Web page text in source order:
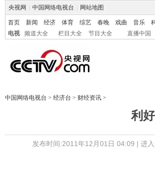
央视网 中国网络电视台 网站地图
首页 新闻 经济 体育 综艺 春晚 戏曲 音乐
电视
频道大全 栏目大全 节目大全 直播中国
中国网络电视台 > 经济台 > 财经资讯 >
利
发布时间:2011年12月01日 04:09 | 进